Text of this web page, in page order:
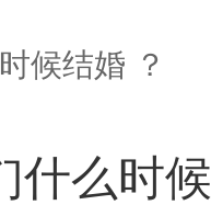
候结婚 ？
什么时